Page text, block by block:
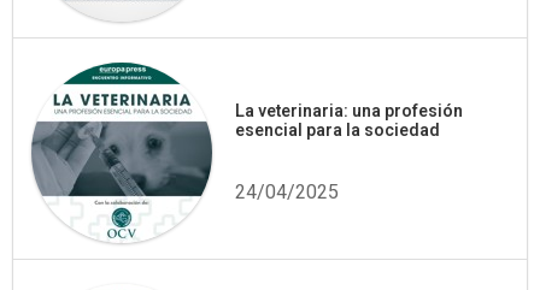
La veterinaria: una profesión
esencial para la sociedad
24/04/2025